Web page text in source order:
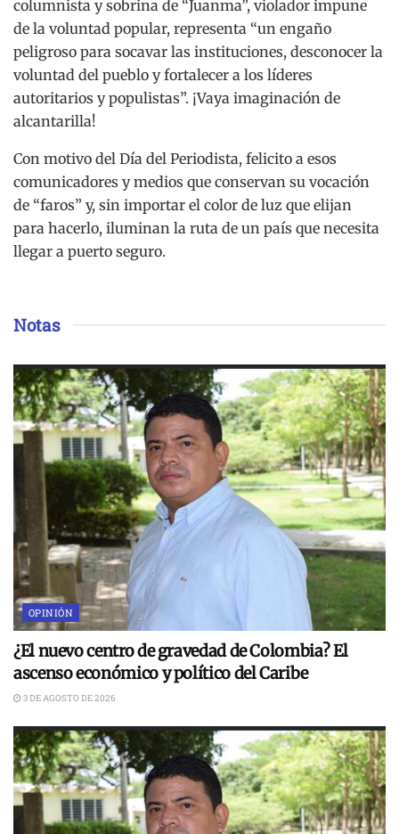
columnista y sobrina de “Juanma”, violador impune
de la voluntad popular, representa “un engaño
peligroso para socavar las instituciones, desconocer la
voluntad del pueblo y fortalecer a los líderes
autoritarios y populistas”. ¡Vaya imaginación de
alcantarilla!
Con motivo del Día del Periodista, felicito a esos
comunicadores y medios que conservan su vocación
de “faros” y, sin importar el color de luz que elijan
para hacerlo, iluminan la ruta de un país que necesita
llegar a puerto seguro.
Notas
OPINIÓN
¿El nuevo centro de gravedad de Colombia? El
ascenso económico y político del Caribe
3 DE AGOSTO DE 2026